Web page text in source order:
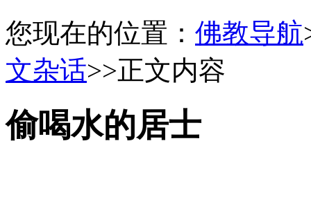
您现在的位置： 佛教导航
文杂话>>正文内容
偷喝水的居士